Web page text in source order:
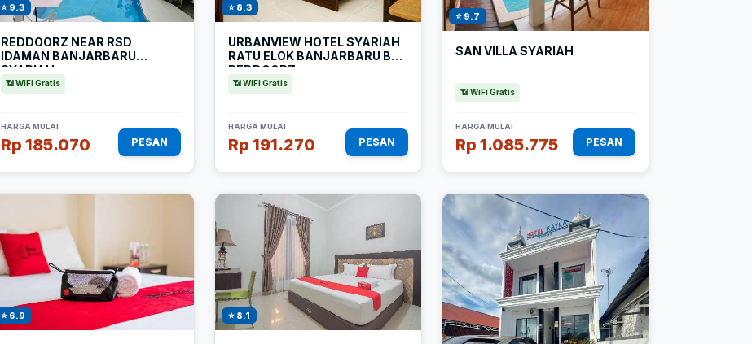
⭐ 9.3
REDDOORZ NEAR RSD
IDAMAN BANJARBARU
SYARIAH
📶 WiFi Gratis
HARGA MULAI
Rp 185.070 PESAN
⭐ 8.3
URBANVIEW HOTEL SYARIAH
RATU ELOK BANJARBARU BY
REDDOORZ
📶 WiFi Gratis
HARGA MULAI
Rp 191.270 PESAN
⭐ 9.7
SAN VILLA SYARIAH
📶 WiFi Gratis
HARGA MULAI
Rp 1.085.775 PESAN
⭐ 6.9 ⭐ 8.1